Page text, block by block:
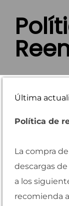
Última
Política de
La compra
descargas
a los
recomienda